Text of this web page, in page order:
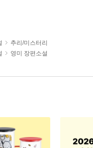
추리/미스터리
영미 장편소설